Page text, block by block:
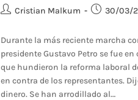
Cristian Malkum 30/03/
Durante la más reciente marcha
presidente Gustavo Petro se fue
que hundieron la reforma laboral
en contra de los representantes.
dinero. Se han arrodillado al…